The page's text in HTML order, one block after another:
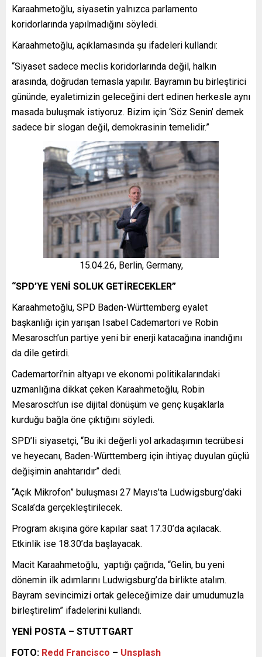
Karaahmetoğlu, siyasetin yalnızca parlamento
koridorlarında yapılmadığını söyledi.
Karaahmetoğlu, açıklamasında şu ifadeleri kullandı:
“Siyaset sadece meclis koridorlarında değil, halkın
arasında, doğrudan temasla yapılır. Bayramın bu birleştirici
gününde, eyaletimizin geleceğini dert edinen herkesle aynı
masada buluşmak istiyoruz. Bizim için ‘Söz Senin’ demek
sadece bir slogan değil, demokrasinin temelidir.”
15.04.26, Berlin, Germany,
“SPD’YE YENİ SOLUK GETİRECEKLER”
Karaahmetoğlu, SPD Baden-Württemberg eyalet
başkanlığı için yarışan Isabel Cademartori ve Robin
Mesarosch’un partiye yeni bir enerji katacağına inandığını
da dile getirdi.
Cademartori’nin altyapı ve ekonomi politikalarındaki
uzmanlığına dikkat çeken Karaahmetoğlu, Robin
Mesarosch’un ise dijital dönüşüm ve genç kuşaklarla
kurduğu bağla öne çıktığını söyledi.
SPD’li siyasetçi, “Bu iki değerli yol arkadaşımın tecrübesi
ve heyecanı, Baden-Württemberg için ihtiyaç duyulan güçlü
değişimin anahtarıdır” dedi.
“Açık Mikrofon” buluşması 27 Mayıs’ta Ludwigsburg’daki
Scala’da gerçekleştirilecek.
Program akışına göre kapılar saat 17.30’da açılacak.
Etkinlik ise 18.30’da başlayacak.
Macit Karaahmetoğlu, yaptığı çağrıda, “Gelin, bu yeni
dönemin ilk adımlarını Ludwigsburg’da birlikte atalım.
Bayram sevincimizi ortak geleceğimize dair umudumuzla
birleştirelim” ifadelerini kullandı.
YENİ POSTA – STUTTGART
FOTO: Redd Francisco – Unsplash